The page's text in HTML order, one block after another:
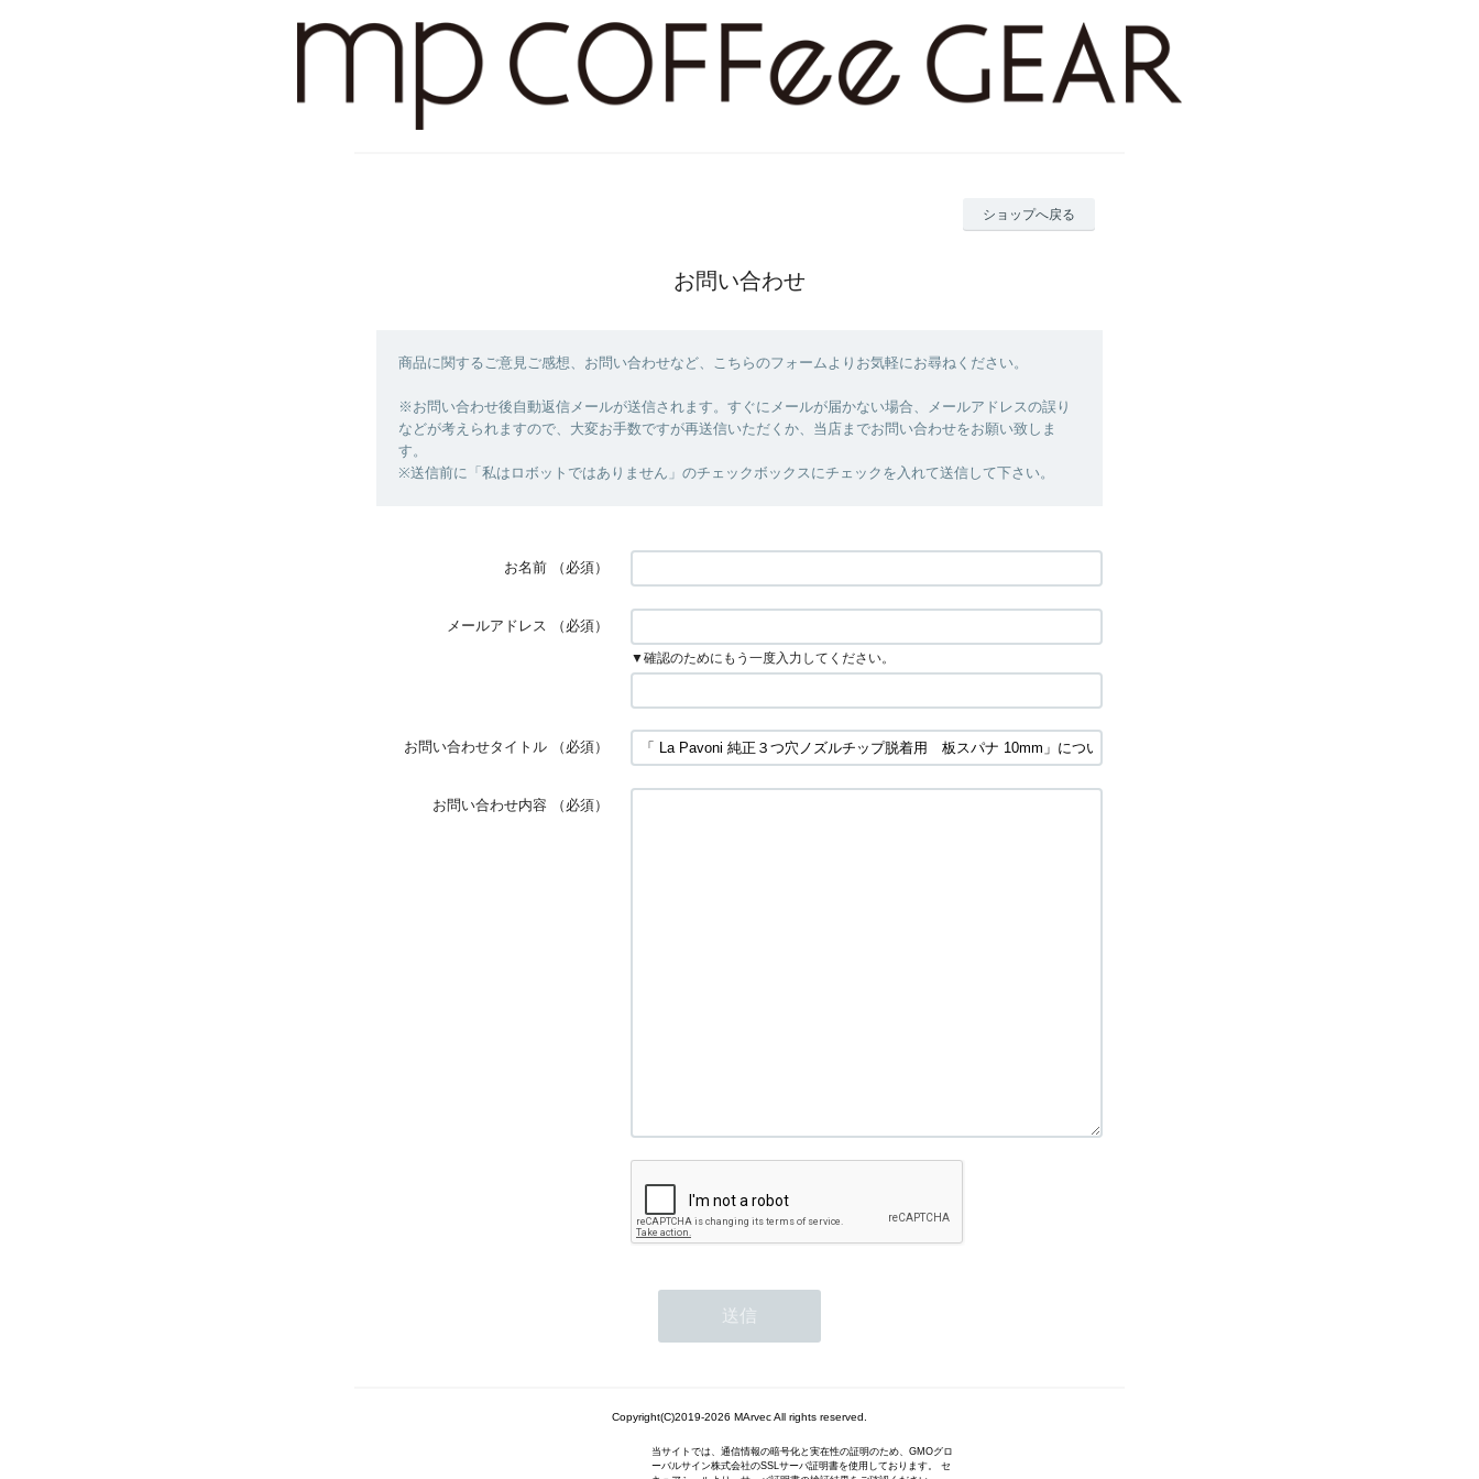
ショップへ戻る
お問い合わせ
商品に関するご意見ご感想、お問い合わせなど、こちらのフォームよりお気軽にお尋ねください。
※お問い合わせ後自動返信メールが送信されます。すぐにメールが届かない場合、メールアドレスの誤り
などが考えられますので、大変お手数ですが再送信いただくか、当店までお問い合わせをお願い致しま
す。
※送信前に「私はロボットではありません」のチェックボックスにチェックを入れて送信して下さい。
お名前 （必須）
メールアドレス （必須）
▼確認のためにもう一度入力してください。
お問い合わせタイトル （必須）
お問い合わせ内容 （必須）
Copyright(C)2019-2026 MArvec All rights reserved.
当サイトでは、通信情報の暗号化と実在性の証明のため、GMOグロ
ーバルサイン株式会社のSSLサーバ証明書を使用しております。 セ